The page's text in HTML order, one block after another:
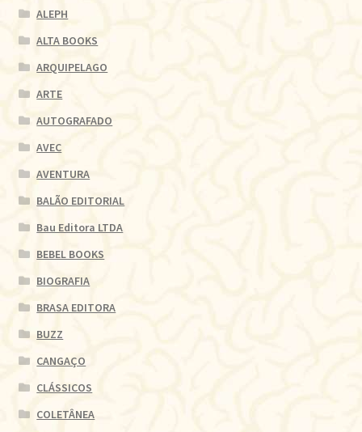
ALEPH
ALTA BOOKS
ARQUIPELAGO
ARTE
AUTOGRAFADO
AVEC
AVENTURA
BALÃO EDITORIAL
Bau Editora LTDA
BEBEL BOOKS
BIOGRAFIA
BRASA EDITORA
BUZZ
CANGAÇO
CLÁSSICOS
COLETÂNEA